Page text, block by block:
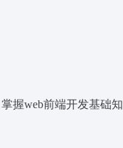
握web前端开发基础